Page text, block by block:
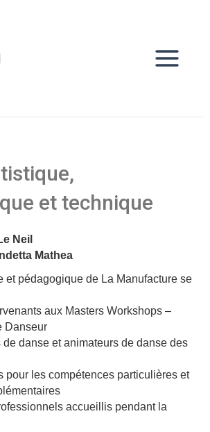
et technique
Neil
Mathea
et pédagogique de La Manufacture se
aux Masters Workshops –
Danseur
danse et animateurs de danse des
pour les compétences particulières et
accueillis pendant la